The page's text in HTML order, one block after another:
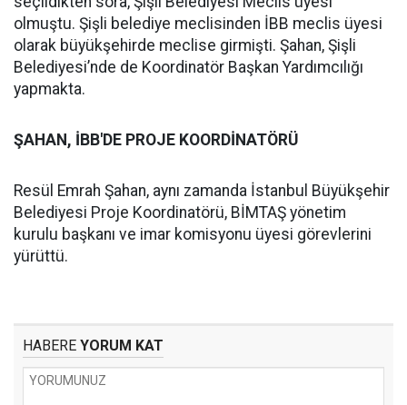
olmuştu. Şişli belediye meclisinden İBB meclis üyesi
olarak büyükşehirde meclise girmişti. Şahan, Şişli
Belediyesi’nde de Koordinatör Başkan Yardımcılığı
yapmakta.
ŞAHAN, İBB'DE PROJE KOORDİNATÖRÜ
Resül Emrah Şahan, aynı zamanda İstanbul Büyükşehir
Belediyesi Proje Koordinatörü, BİMTAŞ yönetim
kurulu başkanı ve imar komisyonu üyesi görevlerini
yürüttü.
HABERE YORUM KAT